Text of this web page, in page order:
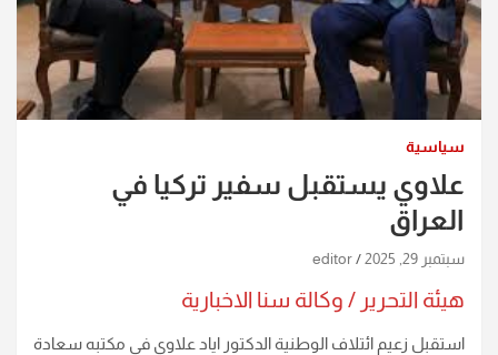
سياسية
علاوي يستقبل سفير تركيا في
العراق
سبتمبر 29, 2025 editor
هيئة التحرير / وكالة سنا الاخبارية
استقبل زعيم ائتلاف الوطنية الدكتور اياد علاوي في مكتبه سعادة